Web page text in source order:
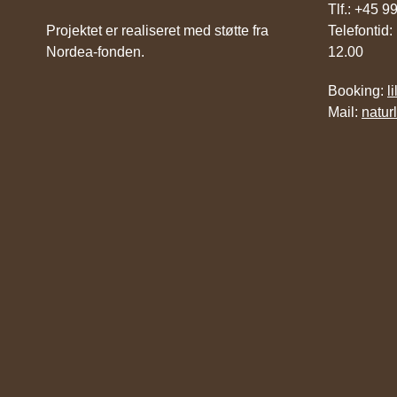
Projektet er realiseret med støtte fra
Nordea-fonden.
Tlf.: +45
Telefontid:
12.00
Booking:
Mail: